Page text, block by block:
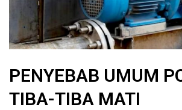
PENYEBAB UMUM
TIBA-TIBA MATI